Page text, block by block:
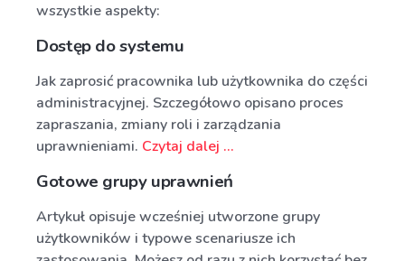
wszystkie aspekty:
Dostęp do systemu
Jak zaprosić pracownika lub użytkownika do części
administracyjnej. Szczegółowo opisano proces
zapraszania, zmiany roli i zarządzania
uprawnieniami. Czytaj dalej ...
Gotowe grupy uprawnień
Artykuł opisuje wcześniej utworzone grupy
użytkowników i typowe scenariusze ich